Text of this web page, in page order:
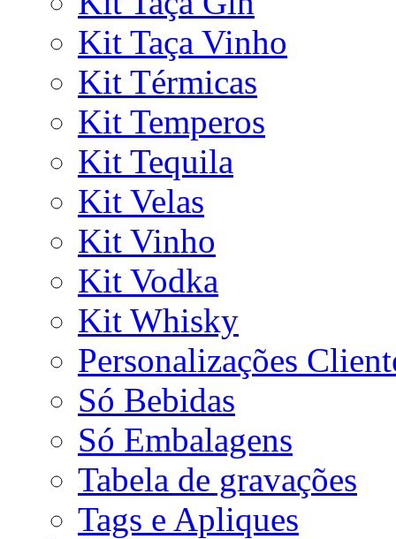
Kit Taça Vinho
Kit Térmicas
Kit Temperos
Kit Tequila
Kit Velas
Kit Vinho
Kit Vodka
Kit Whisky
Personalizações
Só Bebidas
Só Embalagens
Tabela de gravações
Tags e Apliques